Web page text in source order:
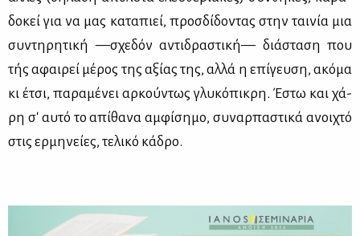
δο­κεί για να μας κα­τα­πιεί, προσ­δί­δο­ντας στην ται­νία μια
συ­ντη­ρη­τι­κή —σχε­δόν αντι­δρα­στι­κή— διά­στα­ση που
τής αφαι­ρεί μέ­ρος της αξί­ας της, αλ­λά η επί­γευ­ση, ακό­μα
κι έτσι, πα­ρα­μέ­νει αρ­κού­ντως γλυ­κό­πι­κρη. Έστω και χά­
ρη σ' αυ­τό το απί­θα­να αμ­φί­ση­μο, συ­ναρ­πα­στι­κά ανοι­χτό
στις ερ­μη­νεί­ες, τε­λι­κό κά­δρο.